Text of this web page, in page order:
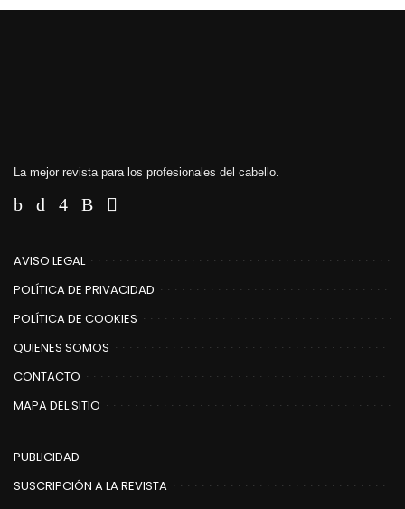
La mejor revista para los profesionales del cabello.
AVISO LEGAL
POLÍTICA DE PRIVACIDAD
POLÍTICA DE COOKIES
QUIENES SOMOS
CONTACTO
MAPA DEL SITIO
PUBLICIDAD
SUSCRIPCIÓN A LA REVISTA